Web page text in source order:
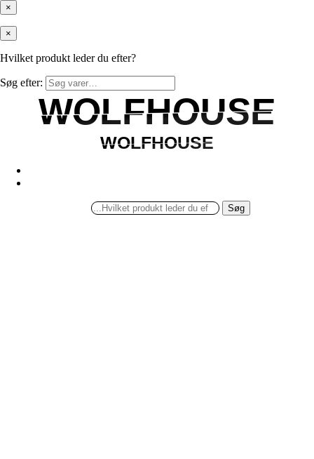
×
×
Hvilket produkt leder du efter?
Søg efter:
WOLFHOUSE
WOLFHOUSE
WOLFHOUSE
WOLFHOUSE
Søg